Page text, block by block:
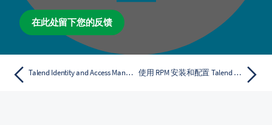
在此处留下您的反馈
Talend Identity and Access Management RPM 配置参数 使用 RPM 安装和配置 Talend JobServer